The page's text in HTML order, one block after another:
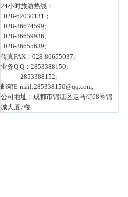
24小时旅游热线：
028-62030131；
028-86674599;
028-86659936;
028-86655639;
传真FAX：028-86655037;
业务Q Q：2853388150;
2853388152;
邮箱E-mail:285338150@qq.com;
公司地址：成都市锦江区走马街68号锦
城大厦7楼